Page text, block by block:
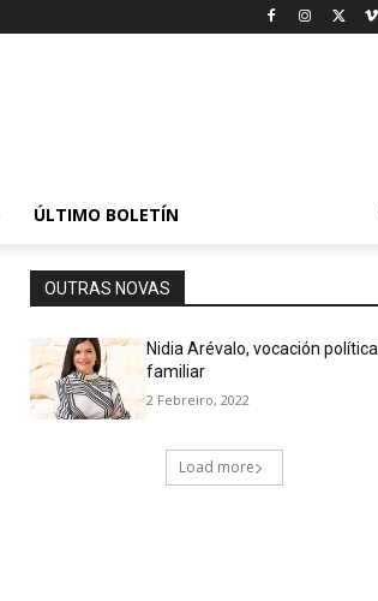
ÚLTIMO BOLETÍN
OUTRAS NOVAS
Nidia Arévalo, vocación política
familiar
2 Febreiro, 2022
Load more